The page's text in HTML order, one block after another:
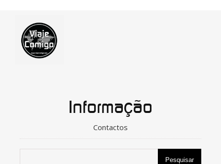
Informação
Contactos
Pesquisar